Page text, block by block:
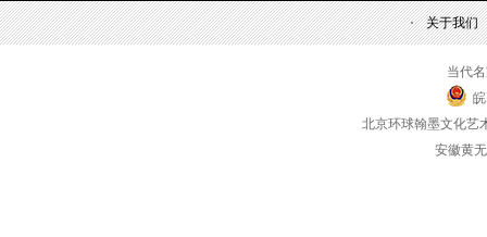
关于我们
当代
北京环球翰墨文化艺
安徽黄